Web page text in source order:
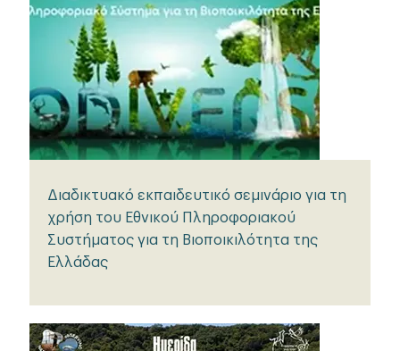
Διαδικτυακό εκπαιδευτικό σεμινάριο για τη
χρήση του Εθνικού Πληροφοριακού
Συστήματος για τη Βιοποικιλότητα της
Ελλάδας